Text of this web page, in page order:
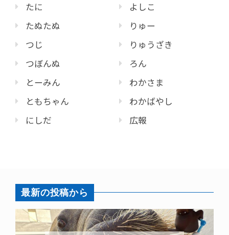
たに
たぬたぬ
つじ
つぼんぬ
とーみん
ともちゃん
にしだ
よしこ
りゅー
りゅうざき
ろん
わかさま
わかばやし
広報
最新の投稿から